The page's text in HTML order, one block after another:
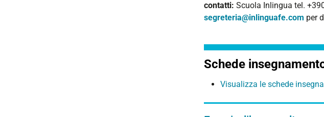
contatti: Scuola Inlingua tel.
segreteria@inlinguafe.com per
Schede
Visualizza le schede